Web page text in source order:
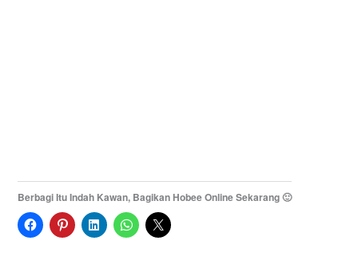
Berbagi Itu Indah Kawan, Bagikan Hobee Online Sekarang 🙂